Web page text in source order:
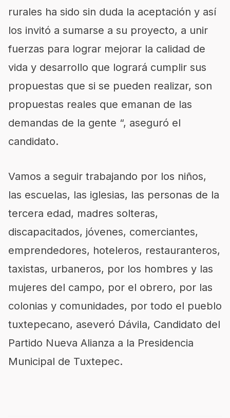
rurales ha sido sin duda la aceptación y así
los invitó a sumarse a su proyecto, a unir
fuerzas para lograr mejorar la calidad de
vida y desarrollo que logrará cumplir sus
propuestas que si se pueden realizar, son
propuestas reales que emanan de las
demandas de la gente “, aseguró el
candidato.
Vamos a seguir trabajando por los niños,
las escuelas, las iglesias, las personas de la
tercera edad, madres solteras,
discapacitados, jóvenes, comerciantes,
emprendedores, hoteleros, restauranteros,
taxistas, urbaneros, por los hombres y las
mujeres del campo, por el obrero, por las
colonias y comunidades, por todo el pueblo
tuxtepecano, aseveró Dávila, Candidato del
Partido Nueva Alianza a la Presidencia
Municipal de Tuxtepec.